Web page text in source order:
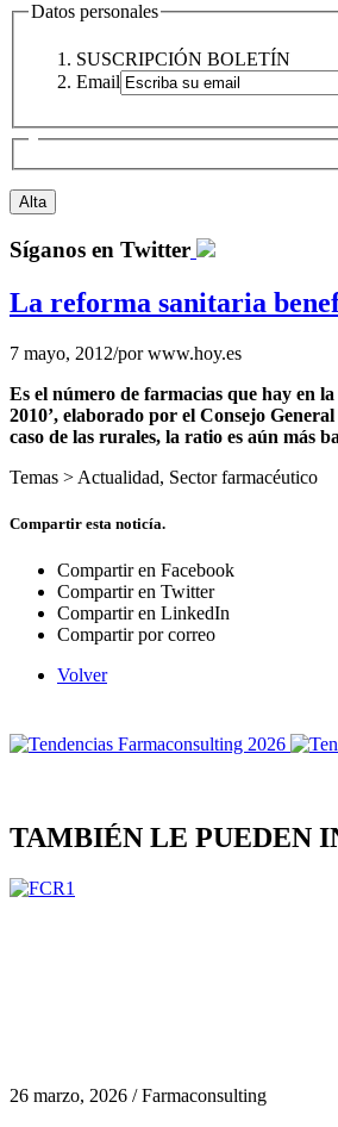
Datos personales
SUSCRIPCIÓN BOLETÍN
Email
Síganos en Twitter
La reforma sanitaria
7 mayo, 2012/porwww.hoy.es
Es el número de farmacias que hay en
2010’, elaborado por el Consejo
caso de las rurales, la ratio es aún más
Temas > Actualidad, Sector farmacéutico
Compartir esta noticía.
Compartir en Facebook
Compartir en Twitter
Compartir en LinkedIn
Compartir por correo
Volver
TAMBIÉN LE PUEDEN
26 marzo, 2026 / Farmaconsulting